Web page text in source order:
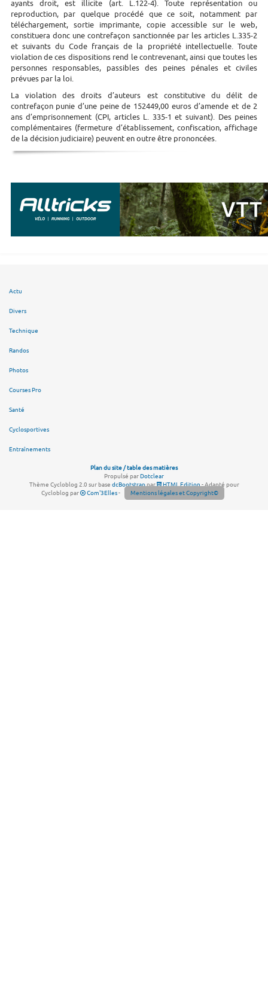
ayants droit, est illicite (art. L.122-4). Toute représentation ou
reproduction, par quelque procédé que ce soit, notamment par
téléchargement, sortie imprimante, copie accessible sur le web,
constituera donc une contrefaçon sanctionnée par les articles L.335-2
et suivants du Code français de la propriété intellectuelle. Toute
violation de ces dispositions rend le contrevenant, ainsi que toutes les
personnes responsables, passibles des peines pénales et civiles
prévues par la loi.
La violation des droits d’auteurs est constitutive du délit de
contrefaçon punie d’une peine de 152449,00 euros d’amende et de 2
ans d’emprisonnement (CPI, articles L. 335-1 et suivant). Des peines
complémentaires (fermeture d’établissement, confiscation, affichage
de la décision judiciaire) peuvent en outre être prononcées.
Actu
Divers
Technique
Randos
Photos
Courses Pro
Santé
Cyclosportives
Entraînements
Plan du site / table des matières
Propulsé parDotclear
Thème Cycloblog 2.0 sur base dcBootstrappar HTML Edition- Adapté pour
Cycloblog par
Com'3Elles- Mentions légales et Copyright©